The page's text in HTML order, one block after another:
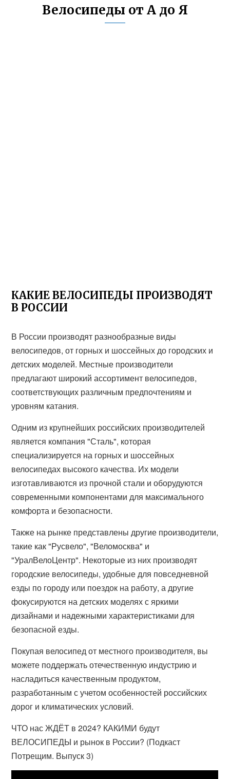
Велосипеды от А до Я
КАКИЕ ВЕЛОСИПЕДЫ ПРОИЗВОДЯТ
В РОССИИ
В России производят разнообразные виды
велосипедов, от горных и шоссейных до городских и
детских моделей. Местные производители
предлагают широкий ассортимент велосипедов,
соответствующих различным предпочтениям и
уровням катания.
Одним из крупнейших российских производителей
является компания "Сталь", которая
специализируется на горных и шоссейных
велосипедах высокого качества. Их модели
изготавливаются из прочной стали и оборудуются
современными компонентами для максимального
комфорта и безопасности.
Также на рынке представлены другие производители,
такие как "Русвело", "Веломосква" и
"УралВелоЦентр". Некоторые из них производят
городские велосипеды, удобные для повседневной
езды по городу или поездок на работу, а другие
фокусируются на детских моделях с яркими
дизайнами и надежными характеристиками для
безопасной езды.
Покупая велосипед от местного производителя, вы
можете поддержать отечественную индустрию и
насладиться качественным продуктом,
разработанным с учетом особенностей российских
дорог и климатических условий.
ЧТО нас ЖДЁТ в 2024? КАКИМИ будут
ВЕЛОСИПЕДЫ и рынок в России? (Подкаст
Потрещим. Выпуск 3)